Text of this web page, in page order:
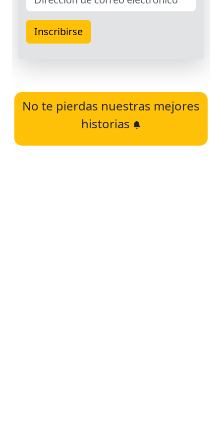
No te pierdas nuestras mejores
historias